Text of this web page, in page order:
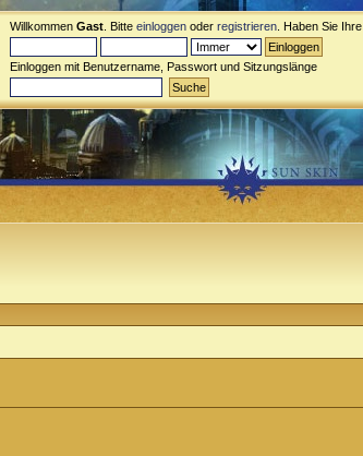
Willkommen Gast . Bitte einloggen oder registrieren . Haben Sie Ihre
Einloggen mit Benutzername, Passwort und Sitzungslänge